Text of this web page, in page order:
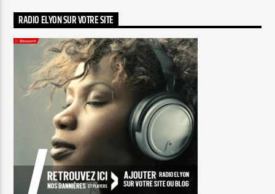
RADIO ELYON SUR VOTRE SITE